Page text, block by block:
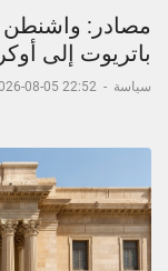
مصادر: واشنطن
باتريوت إلى
سياسة -
22:52 05-08-2026